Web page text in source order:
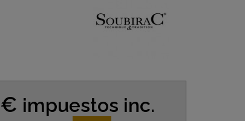
impuestos inc.